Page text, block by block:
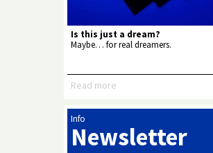
Is this just a dream?
Maybe… for real dreamers.
Read more
Info
Newsletter